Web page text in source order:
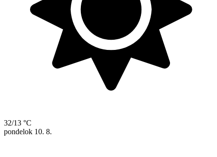
32/13 °C
pondelok 10. 8.